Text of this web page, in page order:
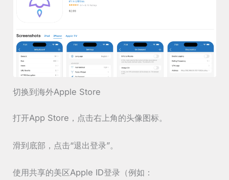
切换到海外Apple Store
打开App Store，点击右上角的头像图标。
滑到底部，点击“退出登录”。
使用共享的美区Apple ID登录（例如：